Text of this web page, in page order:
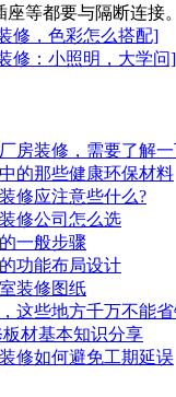
座等都要与隔断连接
修，色彩怎么搭配]
修：小照明，大学问]
房装修，需要了解
的那些健康环保材料
修应注意些什么?
修公司怎么选
一般步骤
功能布局设计
装修图纸
这些地方千万不能省
材基本知识分享
修如何避免工期延误